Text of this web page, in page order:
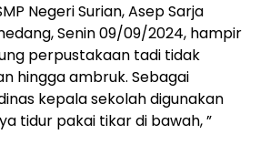
Negeri Surian, Asep Sarja
Senin 09/09/2024, hampir
perpustakaan tadi tidak
hingga ambruk. Sebagai
kepala sekolah digunakan
tidur pakai tikar di bawah, ”